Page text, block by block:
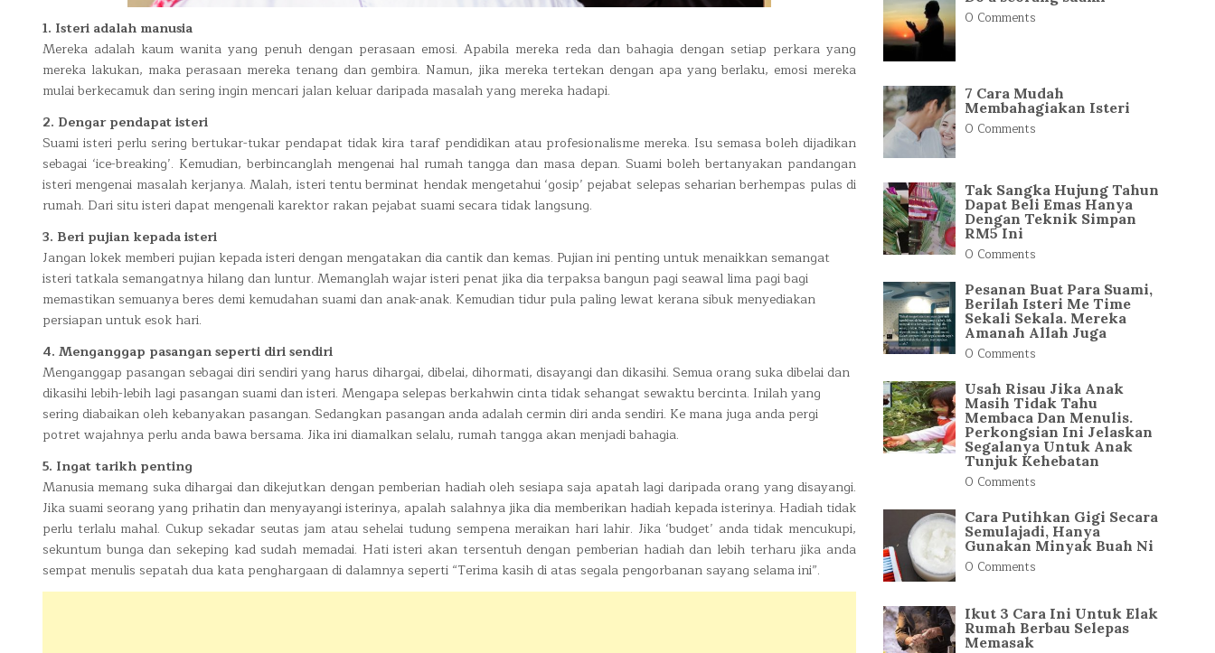
1. Isteri adalah manusia
Mereka adalah kaum wanita yang penuh dengan perasaan emosi. Apabila mereka reda dan bahagia dengan setiap perkara yang
mereka lakukan, maka perasaan mereka tenang dan gembira. Namun, jika mereka tertekan dengan apa yang berlaku, emosi mereka
mulai berkecamuk dan sering ingin mencari jalan keluar daripada masalah yang mereka hadapi.
2. Dengar pendapat isteri
Suami isteri perlu sering bertukar-tukar pendapat tidak kira taraf pendidikan atau profesionalisme mereka. Isu semasa boleh dijadikan
sebagai ‘ice-breaking’. Kemudian, berbincanglah mengenai hal rumah tangga dan masa depan. Suami boleh bertanyakan pandangan
isteri mengenai masalah kerjanya. Malah, isteri tentu berminat hendak mengetahui ‘gosip’ pejabat selepas seharian berhempas pulas di
rumah. Dari situ isteri dapat mengenali karektor rakan pejabat suami secara tidak langsung.
3. Beri pujian kepada isteri
Jangan lokek memberi pujian kepada isteri dengan mengatakan dia cantik dan kemas. Pujian ini penting untuk menaikkan semangat
isteri tatkala semangatnya hilang dan luntur. Memanglah wajar isteri penat jika dia terpaksa bangun pagi seawal lima pagi bagi
memastikan semuanya beres demi kemudahan suami dan anak-anak. Kemudian tidur pula paling lewat kerana sibuk menyediakan
persiapan untuk esok hari.
4. Menganggap pasangan seperti diri sendiri
Menganggap pasangan sebagai diri sendiri yang harus dihargai, dibelai, dihormati, disayangi dan dikasihi. Semua orang suka dibelai dan
dikasihi lebih-lebih lagi pasangan suami dan isteri. Mengapa selepas berkahwin cinta tidak sehangat sewaktu bercinta. Inilah yang
sering diabaikan oleh kebanyakan pasangan. Sedangkan pasangan anda adalah cermin diri anda sendiri. Ke mana juga anda pergi
potret wajahnya perlu anda bawa bersama. Jika ini diamalkan selalu, rumah tangga akan menjadi bahagia.
5. Ingat tarikh penting
Manusia memang suka dihargai dan dikejutkan dengan pemberian hadiah oleh sesiapa saja apatah lagi daripada orang yang disayangi.
Jika suami seorang yang prihatin dan menyayangi isterinya, apalah salahnya jika dia memberikan hadiah kepada isterinya. Hadiah tidak
perlu terlalu mahal. Cukup sekadar seutas jam atau sehelai tudung sempena meraikan hari lahir. Jika ‘budget’ anda tidak mencukupi,
sekuntum bunga dan sekeping kad sudah memadai. Hati isteri akan tersentuh dengan pemberian hadiah dan lebih terharu jika anda
sempat menulis sepatah dua kata penghargaan di dalamnya seperti “Terima kasih di atas segala pengorbanan sayang selama ini”.
0 Comments
7 Cara Mudah
Membahagiakan Isteri
0 Comments
Tak Sangka Hujung Tahun
Dapat Beli Emas Hanya
Dengan Teknik Simpan
RM5 Ini
0 Comments
Pesanan Buat Para Suami,
Berilah Isteri Me Time
Sekali Sekala. Mereka
Amanah Allah Juga
0 Comments
Usah Risau Jika Anak
Masih Tidak Tahu
Membaca Dan Menulis.
Perkongsian Ini Jelaskan
Segalanya Untuk Anak
Tunjuk Kehebatan
0 Comments
Cara Putihkan Gigi Secara
Semulajadi, Hanya
Gunakan Minyak Buah Ni
0 Comments
Ikut 3 Cara Ini Untuk Elak
Rumah Berbau Selepas
Memasak